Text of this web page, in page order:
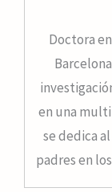
Doctora
en una
se dedica
padres en